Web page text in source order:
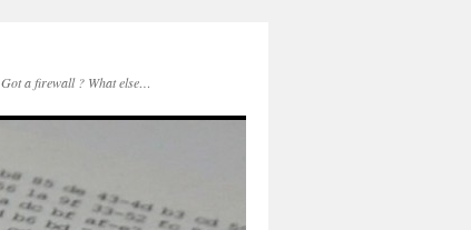
Got a firewall ? What else…